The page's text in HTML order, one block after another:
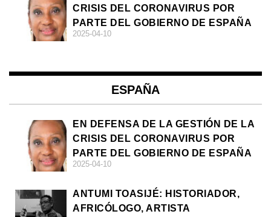
CRISIS DEL CORONAVIRUS POR
PARTE DEL GOBIERNO DE ESPAÑA
2025-04-10
ESPAÑA
EN DEFENSA DE LA GESTIÓN DE LA
CRISIS DEL CORONAVIRUS POR
PARTE DEL GOBIERNO DE ESPAÑA
2025-04-10
ANTUMI TOASIJÉ: HISTORIADOR,
AFRICÓLOGO, ARTISTA